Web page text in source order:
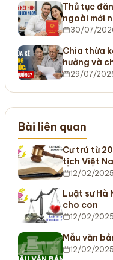
Thủ tục
ngoài mới
30/07/
Chia thừa
hưởng và
29/07/
Bài liên quan
Cư trú từ
tịch Việt
12/02/2025
Luật sư Hà
cho con
12/02/2025
Mẫu văn
12/02/2025